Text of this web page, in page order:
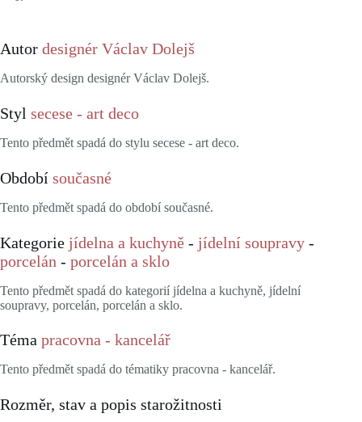
Autor designér Václav Dolejš
Autorský design designér Václav Dolejš.
Styl secese - art deco
Tento předmět spadá do stylu secese - art deco.
Období současné
Tento předmět spadá do období současné.
Kategorie jídelna a kuchyně - jídelní soupravy -
porcelán - porcelán a sklo
Tento předmět spadá do kategorií jídelna a kuchyně, jídelní
soupravy, porcelán, porcelán a sklo.
Téma pracovna - kancelář
Tento předmět spadá do tématiky pracovna - kancelář.
Rozměr, stav a popis starožitnosti